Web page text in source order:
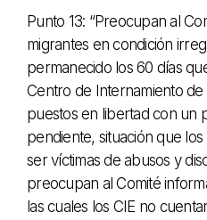
Punto 13: “Preocupan al
migrantes en condición
permanecido los 60 días
Centro de Internamiento de
puestos en libertad con un
pendiente, situación que
ser víctimas de abusos y
preocupan al Comité
las cuales los CIE no